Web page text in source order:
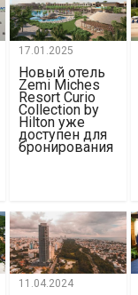
17.01.2025
Новый отель
Zemi Miches
Resort Curio
Collection by
Hilton уже
доступен для
бронирования
11.04.2024